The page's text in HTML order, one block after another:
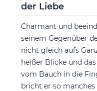
der Liebe
Charmant und
seinem Gegenüber
nicht gleich aufs
heißer Blicke und
vom Bauch in die
bricht er so